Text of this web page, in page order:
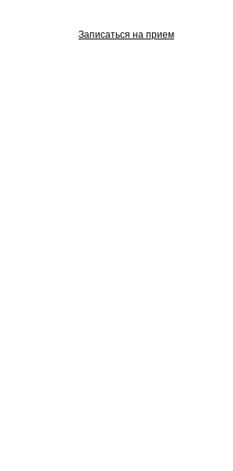
Записаться на прием